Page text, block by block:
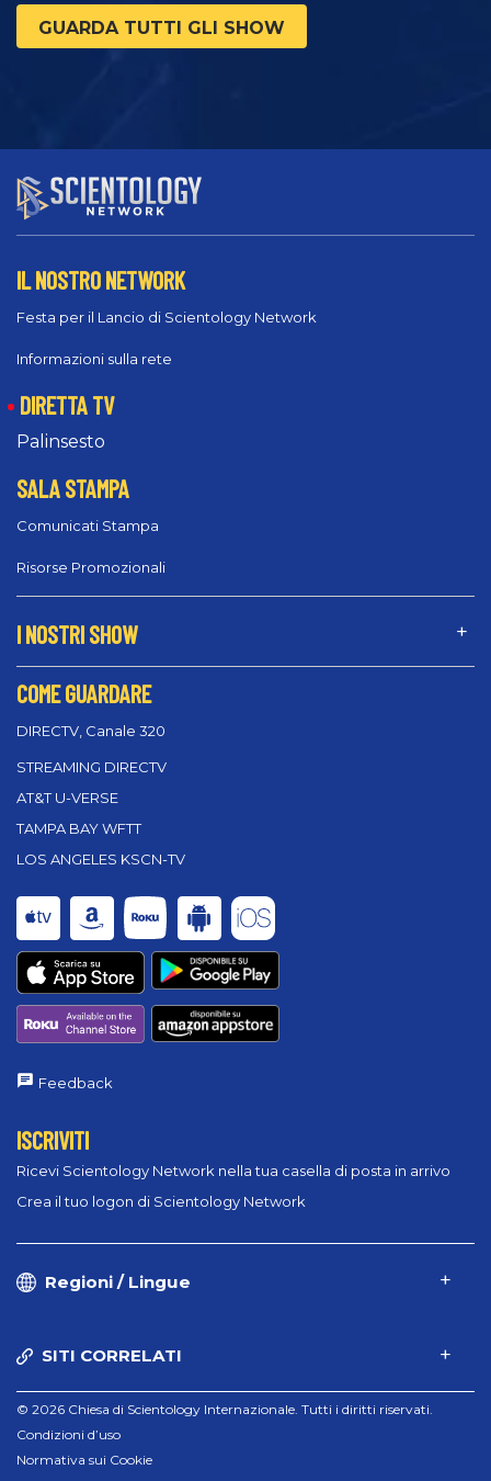
GUARDA TUTTI GLI SHOW
IL NOSTRO NETWORK
Festa per il Lancio di Scientology Network
Informazioni sulla rete
DIRETTA TV
Palinsesto
SALA STAMPA
Comunicati Stampa
Risorse Promozionali
I NOSTRI SHOW
COME GUARDARE
DIRECTV, Canale 320
STREAMING DIRECTV
AT&T U-VERSE
TAMPA BAY WFTT
LOS ANGELES KSCN-TV
Feedback
ISCRIVITI
Ricevi Scientology Network nella tua casella di posta in arrivo
Crea il tuo logon di Scientology Network
Regioni / Lingue
SITI CORRELATI
© 2026 Chiesa di Scientology Internazionale. Tutti i diritti riservati.
Condizioni d’uso
Normativa sui Cookie